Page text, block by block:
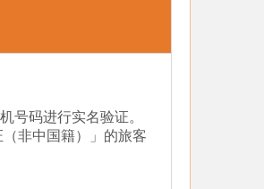
号码进行实名验证。
非中国籍）」的旅客